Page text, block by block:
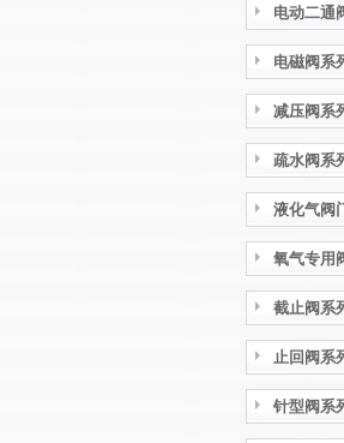
电动二通
电磁阀系
减压阀系
疏水阀系
液化气阀
氧气专用
截止阀系
止回阀系
针型阀系